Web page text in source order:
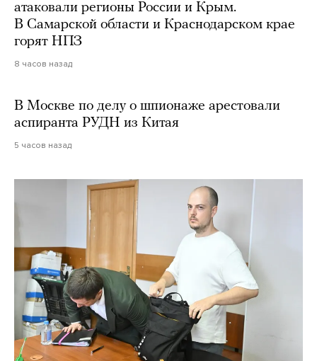
атаковали регионы России и Крым.
В Самарской области и Краснодарском крае
горят НПЗ
8 часов назад
В Москве по делу о шпионаже арестовали
аспиранта РУДН из Китая
5 часов назад